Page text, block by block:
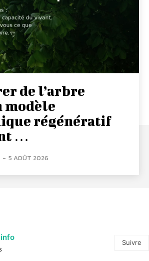
de l’arbre
modèle
régénératif
…
- 5 AOÛT 2026
Suivre